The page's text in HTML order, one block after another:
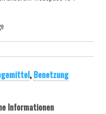
, Benetzung
Informationen